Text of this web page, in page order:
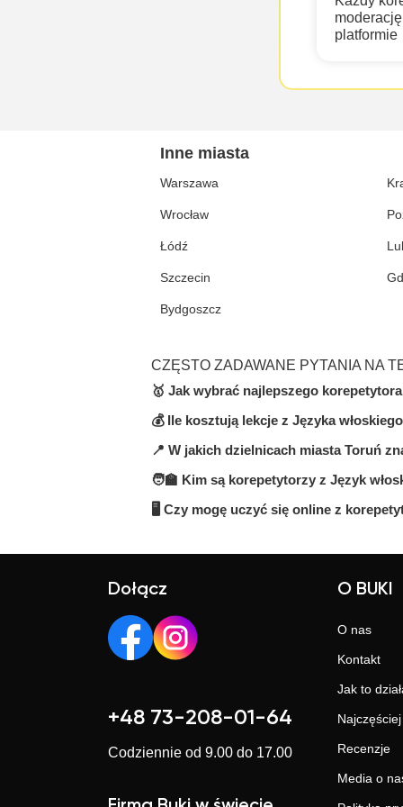
platformie
Inne miasta
Warszawa
Wrocław
Łódź
Szczecin
Bydgoszcz
CZĘSTO ZADAWANE PYTANIA NA
🥇 Jak wybrać najlepszego
Na platformie BUKI znajdziesz 3
cenę, opinie, doświadczenie,
czy dany nauczyciel Ci odpowiada.
💰 Ile kosztują lekcje z Języka
Ceny zależą od poziomu,
do 100 zł/h.
📍 W jakich dzielnicach miasta Toruń
Na BUKI możesz znaleźć
elastyczności.
🧑‍🏫 Kim są korepetytorzy z Język
Na BUKI znajdziesz
🖥 Czy mogę uczyć się online z
Dołącz
+48 73-208-01-64
Codziennie od 9.00 do 17.00
O BUKI
O nas
Kontakt
Jak to
Recenzje
Media o